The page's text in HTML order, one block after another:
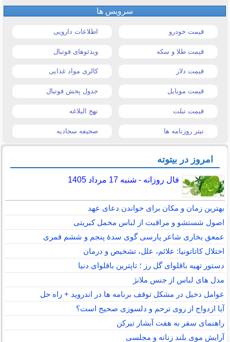
سرویس ها
قیمت خودرو اطلاعات دارویی
قیمت طلا و سکه ویدئوهای فوتبال
قیمت دلار کالری مواد غذایی
قیمت موبایل جدول پخش فوتبال
قیمت تبلت نهج البلاغه
تیتر روزنامه ها صحیفه سجادیه
امروز در بیتوته
فال روزانه - شنبه 17 مرداد 1405
بهترین زمان و مکان برای خواندن دعای عهد
اصول شستشو و مراقبت از لباس مخمل کبریتی
عمعق بخاری شاعر پارسی گوی سدهٔ پنجم و ششم قمری
اختلال کاتاتونیا: علائم، علل، تشخیص و درمان
دستور تهیه باقلوای گل رز ؛ تاپترین باقلوای دنیا
مدل های لباس از جنس ملانژ
عوامل دخیل در مشکل توقف برنامه ها در اندروید + راه حل
آیا ازدواج از روی ترحم و دلسوزی صحیح است؟
راهنمای سفر به هفت آبشار تیرکن
آرایش موی بلند زنانه و مجلسی